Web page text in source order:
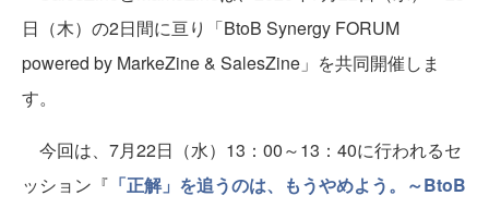
日（木）の2日間に亘り「BtoB Synergy FORUM
powered by MarkeZine & SalesZine」を共同開催しま
す。
今回は、7月22日（水）13：00～13：40に行われるセ
ッション『 「正解」を追うのは、もうやめよう。～BtoB